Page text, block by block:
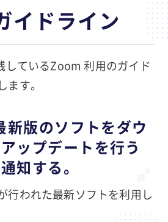
イドライン
しているZoom 利用のガイド
ます。
版のソフトをダウ
ップデートを行う
知する。
行われた最新ソフトを利用し